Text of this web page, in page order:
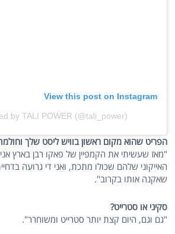
View this post on Instagram
by TALI POWER (@tali_power)
הפריט שהוא מקום ראשון בוויש ליסט שלך
"מאז שעשיתי את הקמפיין של פאקו רבן בארץ
האייקוני שלהם שכולו מתכת, ואני די גרועה
שאקנה אותו בקרוב".
סקיני או סטרייט?
"גם וגם, היום קצת יותר סטרייט ומשוחרר".